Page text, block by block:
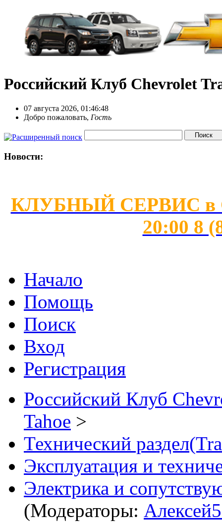
Российский Клуб Chevrolet
07 августа 2026, 01:46:48
Добро пожаловать, Гость
Новости:
КЛУБНЫЙ СЕРВИС в
20:00 8
Начало
Помощь
Поиск
Вход
Регистрация
Российский Клуб
Tahoe >
Технический
Эксплуатация и
Электрика и
(Модераторы: